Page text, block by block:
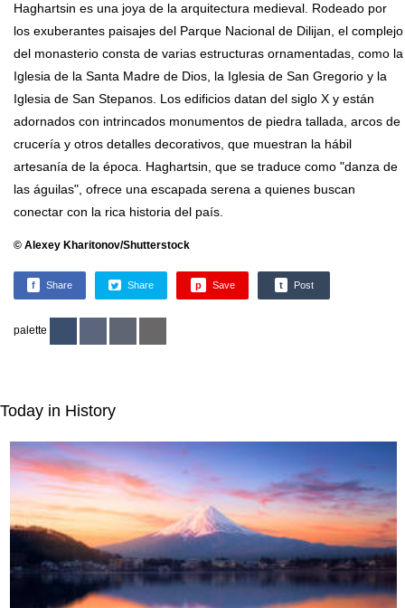
Haghartsin es una joya de la arquitectura medieval. Rodeado por
los exuberantes paisajes del Parque Nacional de Dilijan, el complejo
del monasterio consta de varias estructuras ornamentadas, como la
Iglesia de la Santa Madre de Dios, la Iglesia de San Gregorio y la
Iglesia de San Stepanos. Los edificios datan del siglo X y están
adornados con intrincados monumentos de piedra tallada, arcos de
crucería y otros detalles decorativos, que muestran la hábil
artesanía de la época. Haghartsin, que se traduce como "danza de
las águilas", ofrece una escapada serena a quienes buscan
conectar con la rica historia del país.
© Alexey Kharitonov/Shutterstock
f Share Share p Save t Post
palette
Today in History